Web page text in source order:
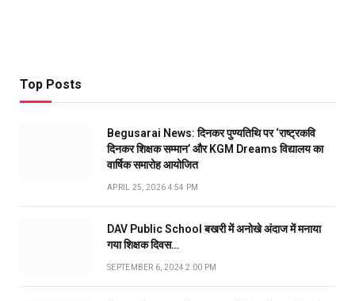
Top Posts
Begusarai News: दिनकर पुण्यतिथि पर ‘राष्ट्रकवि
दिनकर शिक्षक सम्मान’ और KGM Dreams विद्यालय का
वार्षिक समारोह आयोजित
APRIL 25, 2026 4:54 PM
DAV Public School बखरी में अनोखे अंदाज में मनाया
गया शिक्षक दिवस…
SEPTEMBER 6, 2024 2:00 PM